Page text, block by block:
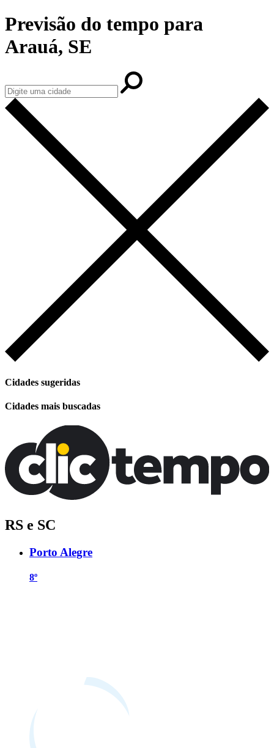
Previsão do tempo para
Arauá, SE
Cidades sugeridas
Cidades mais buscadas
RS e SC
Porto Alegre
8º